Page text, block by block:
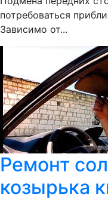
потребоваться
Зависимо от...
Ремонт
козырька